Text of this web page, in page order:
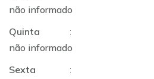
não informado
Quinta
:
não informado
Sexta
: